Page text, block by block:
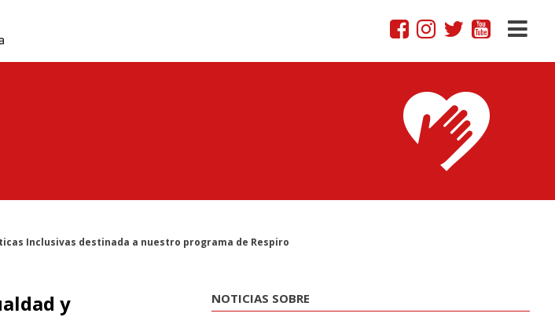
Inclusivas destinada a nuestro programa de Respiro
y
NOTICIAS SOBRE